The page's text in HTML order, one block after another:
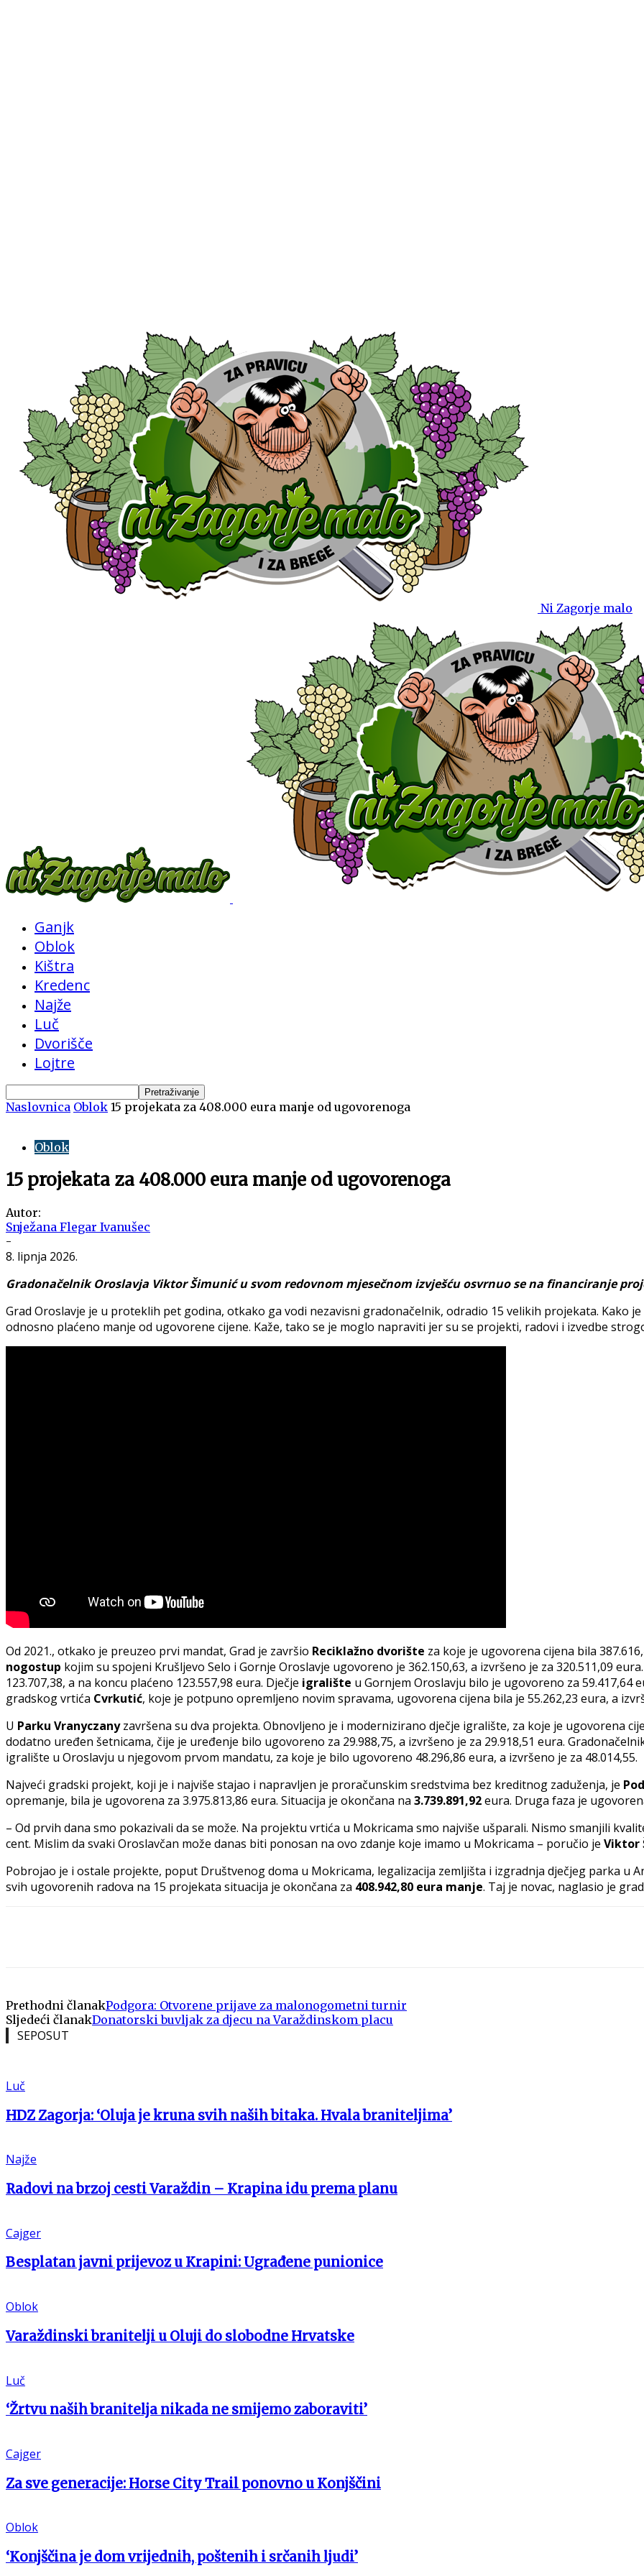
Ni Zagorje malo
Ganjk
Oblok
Kištra
Kredenc
Najže
Luč
Dvorišče
Lojtre
Naslovnica Oblok 15 projekata za 408.000 eura manje od ugovorenoga
Oblok
15 projekata za 408.000 eura manje od ugovorenoga
Autor:
Snježana Flegar Ivanušec
-
8. lipnja 2026.
Gradonačelnik Oroslavja Viktor Šimunić u svom redovnom mjesečnom izvješću osvrnuo se na financiranje
Grad Oroslavje je u proteklih pet godina, otkako ga vodi nezavisni gradonačelnik, odradio 15 velikih projekata. Kako
odnosno plaćeno manje od ugovorene cijene. Kaže, tako se je moglo napraviti jer su se projekti, radovi i izvedbe
Od 2021., otkako je preuzeo prvi mandat, Grad je završio Reciklažno dvorište za koje je ugovorena cijena bila
nogostup kojim su spojeni Krušljevo Selo i Gornje Oroslavje ugovoreno je 362.150,63, a izvršeno je za 320.511,09
123.707,38, a na koncu plaćeno 123.557,98 eura. Dječje igralište u Gornjem Oroslavju bilo je ugovoreno za 59.417,64
gradskog vrtića Cvrkutić, koje je potpuno opremljeno novim spravama, ugovorena cijena bila je 55.262,23 eura, a
U Parku Vranyczanyzavršena su dva projekta. Obnovljeno je i modernizirano dječje igralište, za koje je ugovorena
dodatno uređen šetnicama, čije je uređenje bilo ugovoreno za 29.988,75, a izvršeno je za 29.918,51 eura.
igralište u Oroslavju u njegovom prvom mandatu, za koje je bilo ugovoreno 48.296,86 eura, a izvršeno je za 48.014,55.
Najveći gradski projekt, koji je i najviše stajao i napravljen je proračunskim sredstvima bez kreditnog zaduženja, je
opremanje, bila je ugovorena za 3.975.813,86 eura. Situacija je okončana na 3.739.891,92eura. Druga faza je
– Od prvih dana smo pokazivali da se može. Na projektu vrtića u Mokricama smo najviše ušparali. Nismo smanjili
cent. Mislim da svaki Oroslavčan može danas biti ponosan na ovo zdanje koje imamo u Mokricama – poručio je Viktor
Pobrojao je i ostale projekte, poput Društvenog doma u Mokricama, legalizacija zemljišta i izgradnja dječjeg parka u
svih ugovorenih radova na 15 projekata situacija je okončana za 408.942,80 eura manje. Taj je novac, naglasio je
Prethodni članakPodgora: Otvorene prijave za malonogometni turnir
Sljedeći članakDonatorski buvljak za djecu na Varaždinskom placu
SEPOSUT
Luč
HDZ Zagorja: ‘Oluja je kruna svih naših bitaka. Hvala braniteljima’
Najže
Radovi na brzoj cesti Varaždin – Krapina idu prema planu
Cajger
Besplatan javni prijevoz u Krapini: Ugrađene punionice
Oblok
Varaždinski branitelji u Oluji do slobodne Hrvatske
Luč
‘Žrtvu naših branitelja nikada ne smijemo zaboraviti’
Cajger
Za sve generacije: Horse City Trail ponovno u Konjščini
Oblok
‘Konjščina je dom vrijednih, poštenih i srčanih ljudi’